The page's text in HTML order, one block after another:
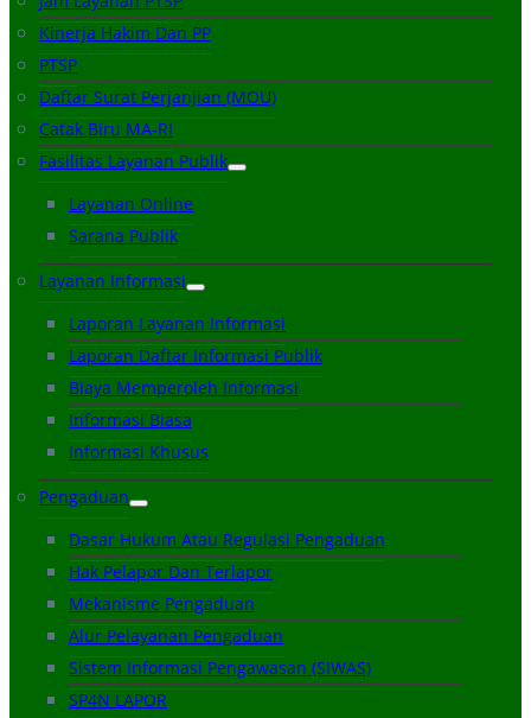
Kinerja Hakim Dan PP
PTSP
Daftar Surat Perjanjian (MOU)
Catak Biru MA-RI
Fasilitas Layanan Publik
Layanan Online
Sarana Publik
Layanan Informasi
Laporan Layanan Informasi
Laporan Daftar Informasi Publik
Biaya Memperoleh Informasi
Informasi Biasa
Informasi Khusus
Pengaduan
Dasar Hukum Atau Regulasi Pengaduan
Hak Pelapor Dan Terlapor
Mekanisme Pengaduan
Alur Pelayanan Pengaduan
Sistem Informasi Pengawasan (SIWAS)
SP4N LAPOR